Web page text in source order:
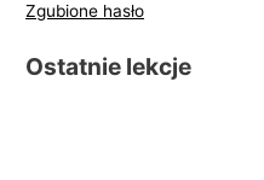
Zgubione hasło
Ostatnie lekcje